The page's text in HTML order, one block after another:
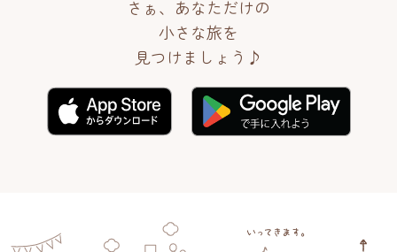
さぁ、あなただけの
小さな旅を
見つけましょう♪